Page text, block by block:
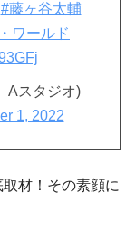
#藤ヶ谷太輔
ワールド
Aスタジオ)
1, 2022
材！その素顔に